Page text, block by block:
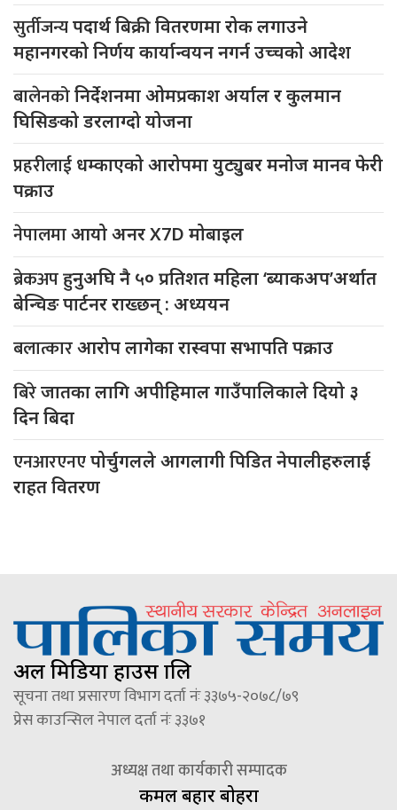
सुर्तीजन्यपदार्थ बिक्री वितरणमा रोक लगाउने
महानगरको निर्णय कार्यान्वयन नगर्न उच्चको आदेश
बालेनकोनिर्देशनमा ओमप्रकाश अर्याल र कुलमान
घिसिङको डरलाग्दो योजना
प्रहरीलाई धम्काएको आरोपमा युट्युबर मनोज मानव फेरी
पक्राउ
नेपालमाआयो अनर X7D मोबाइल
ब्रेकअपहुनुअघि नै ५० प्रतिशत महिला ‘ब्याकअप’अर्थात
बेन्चिङ पार्टनर राख्छन् : अध्ययन
बलात्कारआरोप लागेका रास्वपा सभापति पक्राउ
बिरेजातका लागि अपीहिमाल गाउँपालिकाले दियो ३
दिन बिदा
एनआरएनएपोर्चुगलले आगलागी पिडित नेपालीहरुलाई
राहत वितरण
अल मिडिया हाउस प्रालि
सूचना तथा प्रसारण विभाग दर्ता नंः ३३७५-२०७८/७९
प्रेस काउन्सिल नेपाल दर्ता नंः ३३७१
अध्यक्ष तथा कार्यकारी सम्पादक
कमल बहादुर बोहरा